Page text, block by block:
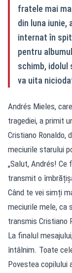
fratele mai
din luna iunie,
internat în
pentru
schimb, idolul
va uita
Andrés Mieles,
tragediei, a primit
Cristiano Ronaldo,
meciurile starului
„Salut, Andrés!
transmit o
Când te vei simți
meciurile mele, ca
transmis Cristiano
La finalul
întâlnim. Toate
Povestea copilului